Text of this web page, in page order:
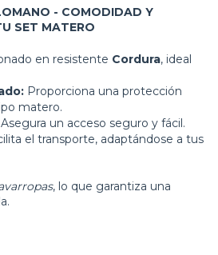
- COMODIDAD Y
SET MATERO
en resistente Cordura, ideal
Proporciona una protección
matero.
Asegura un acceso seguro y fácil.
el transporte, adaptándose a tus
, lo que garantiza una